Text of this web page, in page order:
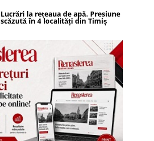
Lucrări la rețeaua de apă. Presiune
scăzută în 4 localități din Timiș